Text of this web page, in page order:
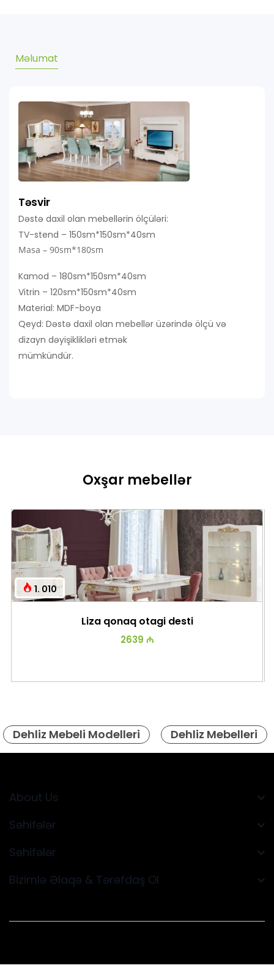
Məlumat
Təsvir
Dəstə daxil olan mebellərin ölçüləri:
TV-stend – 150sm*150sm*40sm
Masa – 90sm*180sm
Kamod – 180sm*150sm*40sm
Vitrin – 120sm*150sm*40sm
Material: MDF-boya
Qeyd: Dəstə daxil olan mebellər üzərində ölçü və
dizayn dəyişiklikləri etmək
mümkündür.
Oxşar mebellər
1. 010
Liza qonaq otagi desti
2639 ₼
Dehliz Mebeli Modelleri Dehliz Mebelleri
About Us
Səhifələr
Səhifələr
Bizimlə Əlaqə & Tərəfdaş Ol